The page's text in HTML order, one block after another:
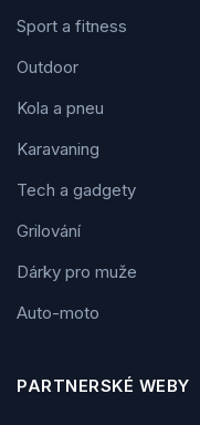
Sport a fitness
Outdoor
Kola a pneu
Karavaning
Tech a gadgety
Grilování
Dárky pro muže
Auto-moto
PARTNERSKÉ WEBY